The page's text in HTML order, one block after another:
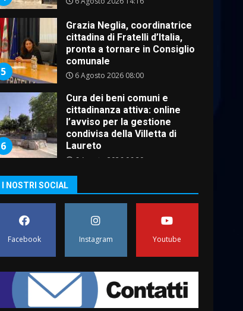
5
pronta a tornare in Consiglio
6 Agosto 2026 08:00
Cura dei beni comuni e
cittadinanza attiva: online
l’avviso per la gestione
Laureto
6 Agosto 2026 06:20
7
La magia del Minareto e la
prima assoluta de “L’Albergo
Belvedere. Il rapimento”
6 Agosto 2026 06:15
“I Contestatori: Musica di
Rivoluzione”: nuovo
Banda”
7 Agosto 2026 06:05
US Fasano, Scianaro:
“Profonda amarezza per
esclusione dal campionato di
I NOSTRI SOCIAL
Facebook Instagram Youtube